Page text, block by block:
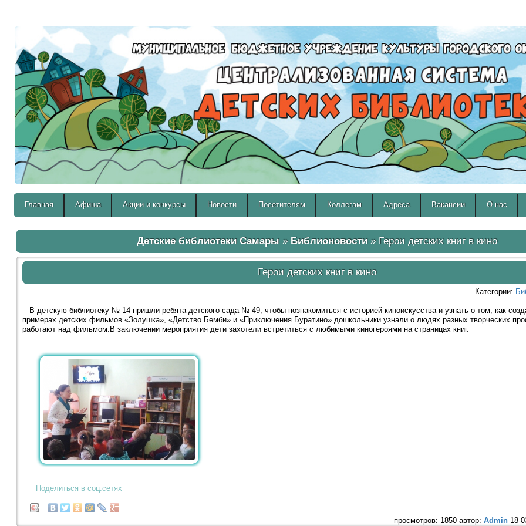
Главная Афиша Акции и конкурсы Новости Посетителям Коллегам Адреса Вакансии О нас
Детские библиотеки Самары » Библионовости» Герои детских книг в кино
Герои детских книг в кино
Категории:
В детскую библиотеку № 14 пришли ребята детского сада № 49, чтобы познакомиться с историей киноискусства и узнать о том, как
примерах детских фильмов «Золушка», «Детство Бемби» и «Приключения Буратино» дошкольники узнали о людях разных творческих
работают над фильмом.В заключении мероприятия дети захотели встретиться с любимыми киногероями на страницах книг.
Поделиться в соц.сетях
просмотров: 1850 автор: Admin18-